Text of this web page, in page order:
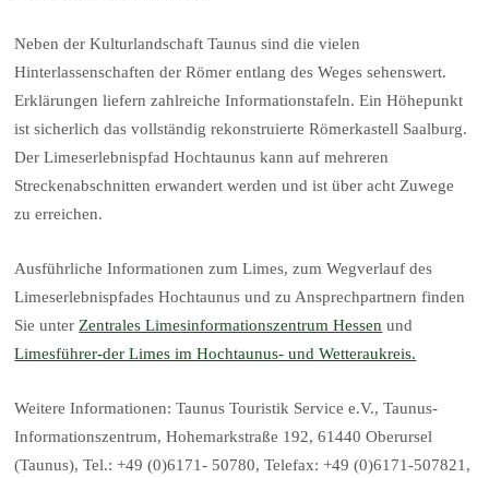
Neben der Kulturlandschaft Taunus sind die vielen
Hinterlassenschaften der Römer entlang des Weges sehenswert.
Erklärungen liefern zahlreiche Informationstafeln. Ein Höhepunkt
ist sicherlich das vollständig rekonstruierte Römerkastell Saalburg.
Der Limeserlebnispfad Hochtaunus kann auf mehreren
Streckenabschnitten erwandert werden und ist über acht Zuwege
zu erreichen.
Ausführliche Informationen zum Limes, zum Wegverlauf des
Limeserlebnispfades Hochtaunus und zu Ansprechpartnern finden
Sie unter Zentrales Limesinformationszentrum Hessen und
Limesführer-der Limes im Hochtaunus- und Wetteraukreis.
Weitere Informationen: Taunus Touristik Service e.V., Taunus-
Informationszentrum, Hohemarkstraße 192, 61440 Oberursel
(Taunus), Tel.: +49 (0)6171- 50780, Telefax: +49 (0)6171-507821,